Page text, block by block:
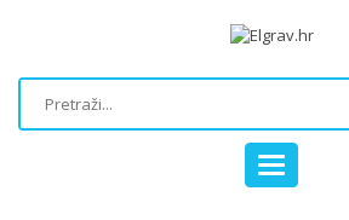
Toggle
navigation